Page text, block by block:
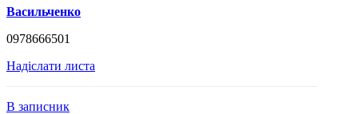
Васильченко
0978666501
Надіслати листа
В записник